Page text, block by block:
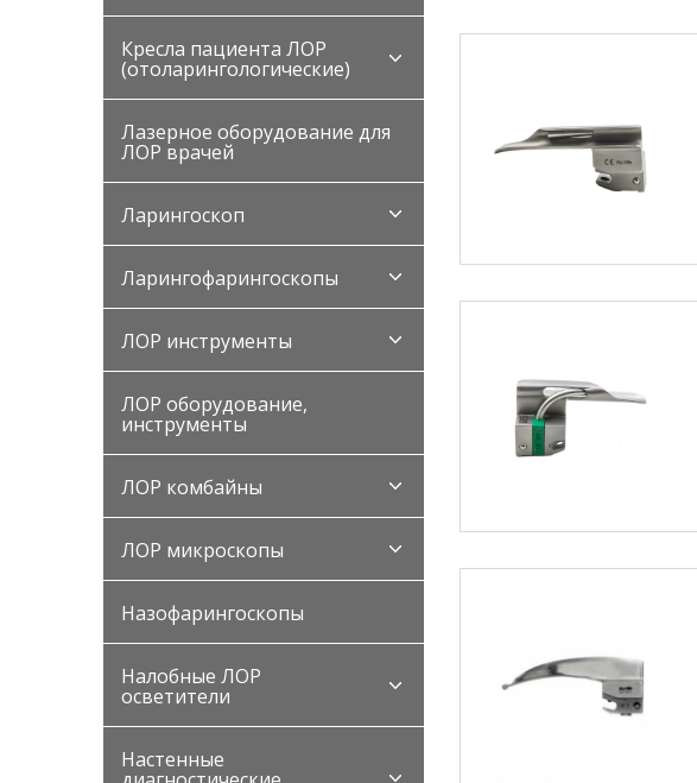
Кресла пациента ЛОР
(отоларингологические)
Лазерное оборудование для
ЛОР врачей
Ларингоскоп
Ларингофарингоскопы
ЛОР инструменты
ЛОР оборудование,
инструменты
ЛОР комбайны
ЛОР микроскопы
Назофарингоскопы
Налобные ЛОР
осветители
Настенные